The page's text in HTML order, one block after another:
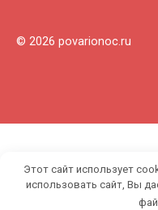
© 2026 povarionoc.ru
Этот сайт использует
использовать сайт, Вы